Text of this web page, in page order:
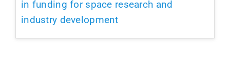
in funding for space research and
industry development